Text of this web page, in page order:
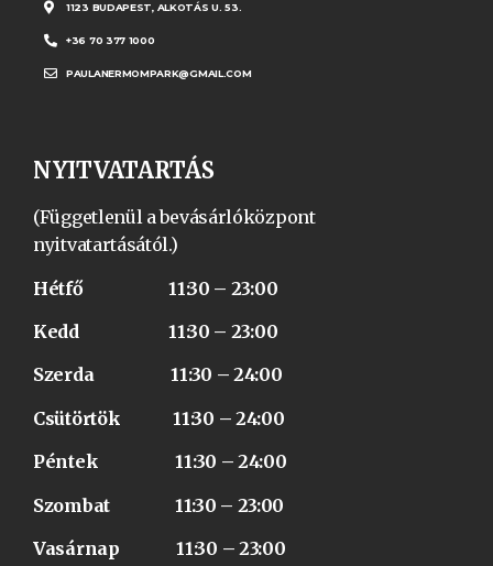
1123 BUDAPEST, ALKOTÁS U. 53.
+36 70 377 1000
PAULANERMOMPARK@GMAIL.COM
NYITVATARTÁS
(Függetlenül a bevásárlóközpont
nyitvatartásától.)
Hétfő 11:30 – 23:00
Kedd 11:30 – 23:00
Szerda 11:30 – 24:00
Csütörtök 11:30 – 24:00
Péntek 11:30 – 24:00
Szombat 11:30 – 23:00
Vasárnap 11:30 – 23:00